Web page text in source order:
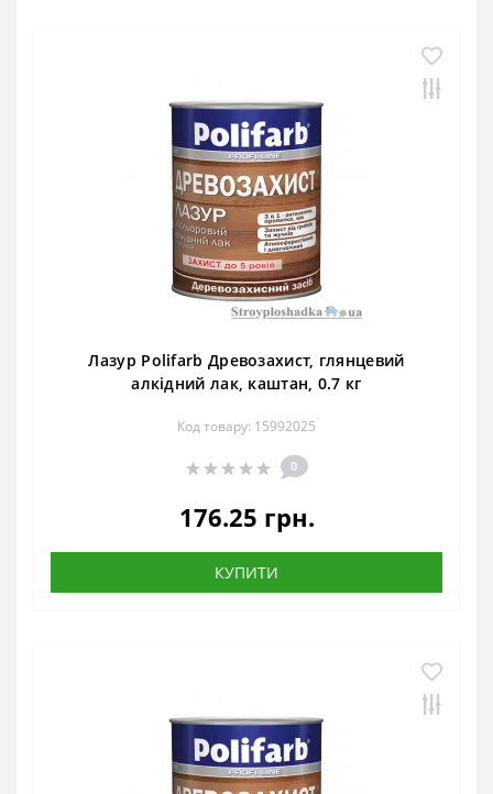
Лазур Polifarb Древозахист, глянцевий
алкідний лак, каштан, 0.7 кг
Код товару: 15992025
0
176.25 грн.
КУПИТИ